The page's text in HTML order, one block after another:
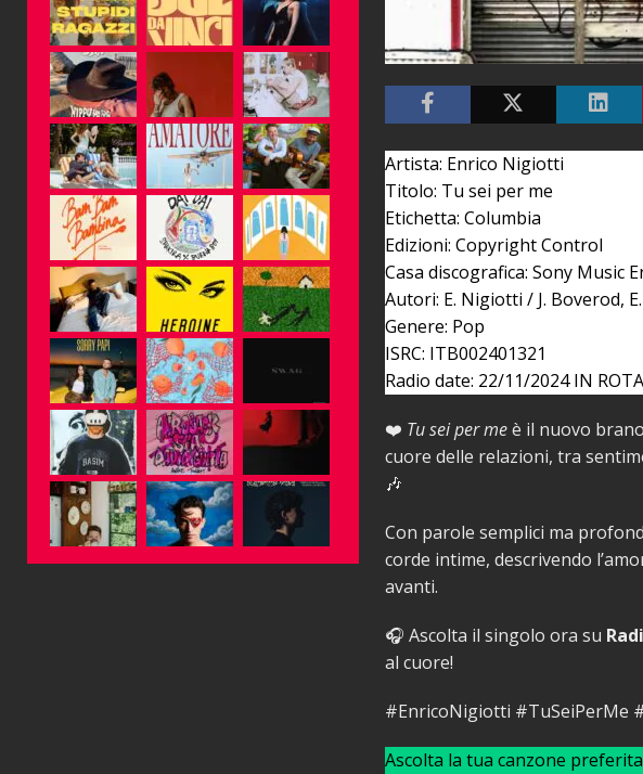
Artista: Enrico Nigiotti
Titolo: Tu sei per me
Etichetta: Columbia
Edizioni: Copyright Control
Casa discografica: Sony Music
Autori: E. Nigiotti / J. Boverod,
Genere: Pop
ISRC: ITB002401321
Radio date: 22/11/2024 IN
❤️ Tu sei per meè il nuovo
cuore delle relazioni, tra
🎶
Con parole semplici ma
corde intime, descrivendo
avanti.
🎧 Ascolta il singolo ora su
al cuore!
#EnricoNigiotti #TuSeiPerMe
Ascolta la tua canzone